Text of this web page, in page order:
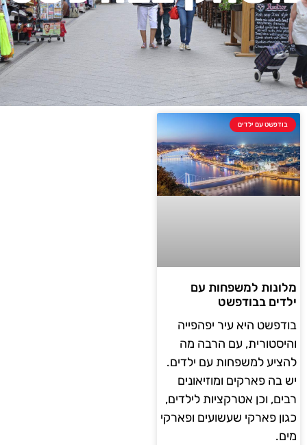
בודפשט עם ילדים
מלונות למשפחות עם
ילדים בבודפשט
בודפשט היא עיר יפהפייה
והיסטורית, עם הרבה מה
להציע למשפחות עם ילדים.
יש בה פארקים ומוזיאונים
רבים, וכן אטרקציות לילדים,
כגון פארקי שעשועים ופארקי
מים.